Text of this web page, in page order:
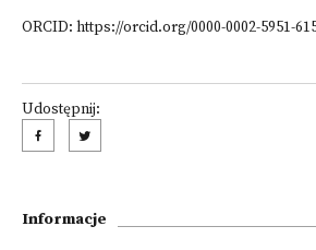
ORCID: https://orcid.org/0000-0002-5951-
Udostępnij:
Informacje